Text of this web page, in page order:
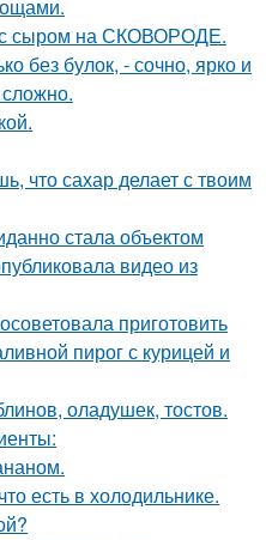
с сыром на СКОВОРОДЕ.
без булок, - сочно, ярко и
сложно.
что сахар делает с твоим
стала объектом
видео из
приготовить
пирог с курицей и
оладушек, тостов.
есть в холодильнике.